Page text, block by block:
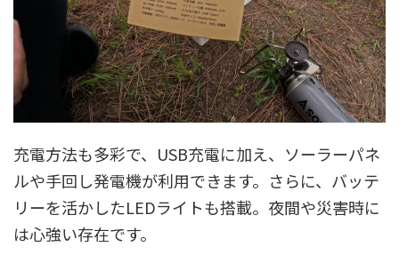
充電方法も多彩で、USB充電に加え、ソーラーパネ
ルや手回し発電機が利用できます。さらに、バッテ
リーを活かしたLEDライトも搭載。夜間や災害時に
は心強い存在です。